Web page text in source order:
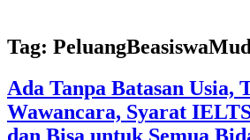
Tag:
Ada Tanpa Batasan Usia,
Wawancara, Syarat
dan Bisa untuk Semua